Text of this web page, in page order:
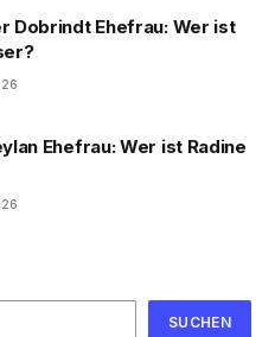
Dobrindt Ehefrau: Wer ist
Ehefrau: Wer ist Radine
SUCHEN